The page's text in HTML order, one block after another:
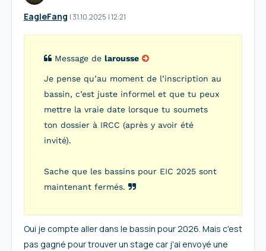
EagleFang I31.10.2025 |12:21
Message de larousse
Je pense qu’au moment de l’inscription au
bassin, c’est juste informel et que tu peux
mettre la vraie date lorsque tu soumets
ton dossier à IRCC (après y avoir été
invité).
Sache que les bassins pour EIC 2025 sont
maintenant fermés.
Oui je compte aller dans le bassin pour 2026. Mais c'est
pas gagné pour trouver un stage car j'ai envoyé une